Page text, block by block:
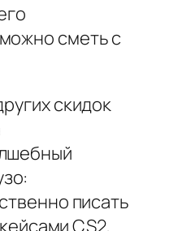
сметь с
скидок
писать